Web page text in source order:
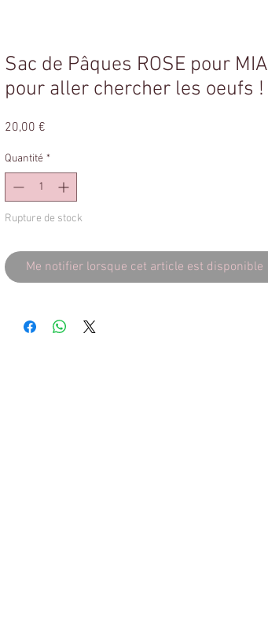
Sac de Pâques ROSE pour MIA
pour aller chercher les oeufs !
20,00 €
Quantité *
Rupture de stock
Me notifier lorsque cet article est disponible